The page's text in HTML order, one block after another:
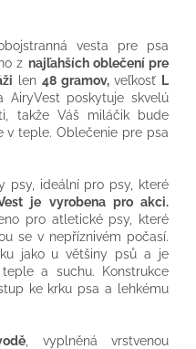
vesta pre psa
z najľahších oblečení pre
len 48 gramov, veľkosť L
AiryVest poskytuje skvelú
takže Váš miláčik
bude
v teple. Oblečenie pre psa
psy, ideální pro psy, které
je vyrobena pro akci.
pro atletické psy, které
se v nepříznivém počasí.
jako u většiny psů a je
a suchu. Konstrukce
ke krku psa a lehkému
, vyplněná vrstvenou